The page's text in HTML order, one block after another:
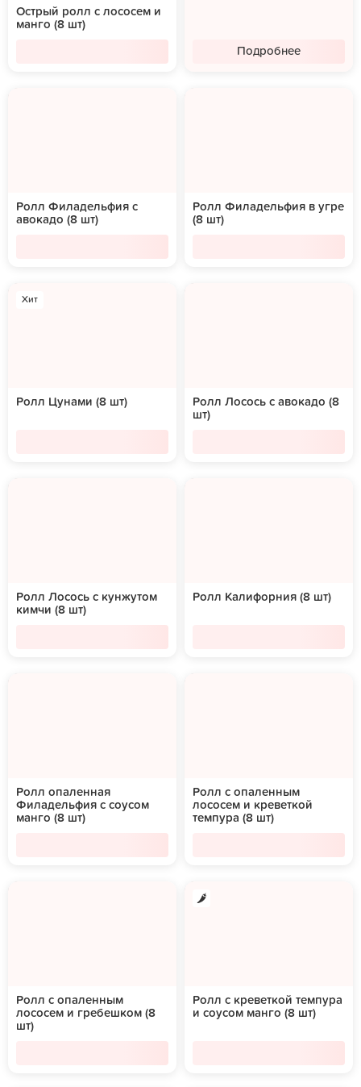
Острый ролл с лососем и
манго (8 шт)
Подробнее
Ролл Филадельфия с
авокадо (8 шт)
Ролл Филадельфия в угре
(8 шт)
Хит
Ролл Цунами (8 шт)
Ролл Лосось с авокадо (8
шт)
Ролл Лосось с кунжутом
кимчи (8 шт)
Ролл Калифорния (8 шт)
Ролл опаленная
Филадельфия с соусом
манго (8 шт)
Ролл с опаленным
лососем и креветкой
темпура (8 шт)
Ролл с опаленным
лососем и гребешком (8
шт)
Ролл с креветкой темпура
и соусом манго (8 шт)